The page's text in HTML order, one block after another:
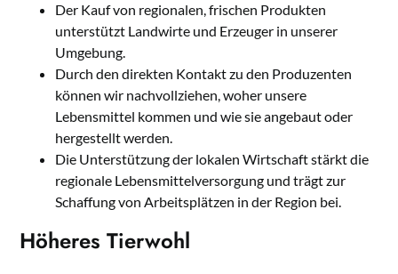
Der Kauf von regionalen, frischen Produkten
unterstützt Landwirte und Erzeuger in unserer
Umgebung.
Durch den direkten Kontakt zu den Produzenten
können wir nachvollziehen, woher unsere
Lebensmittel kommen und wie sie angebaut oder
hergestellt werden.
Die Unterstützung der lokalen Wirtschaft stärkt die
regionale Lebensmittelversorgung und trägt zur
Schaffung von Arbeitsplätzen in der Region bei.
Höheres Tierwohl